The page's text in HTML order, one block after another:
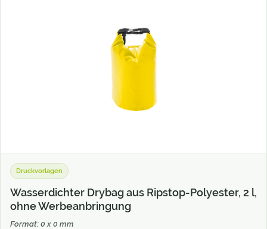
Druckvorlagen
Wasserdichter Drybag aus Ripstop-Polyester, 2 l,
ohne Werbeanbringung
Format: 0 x 0 mm